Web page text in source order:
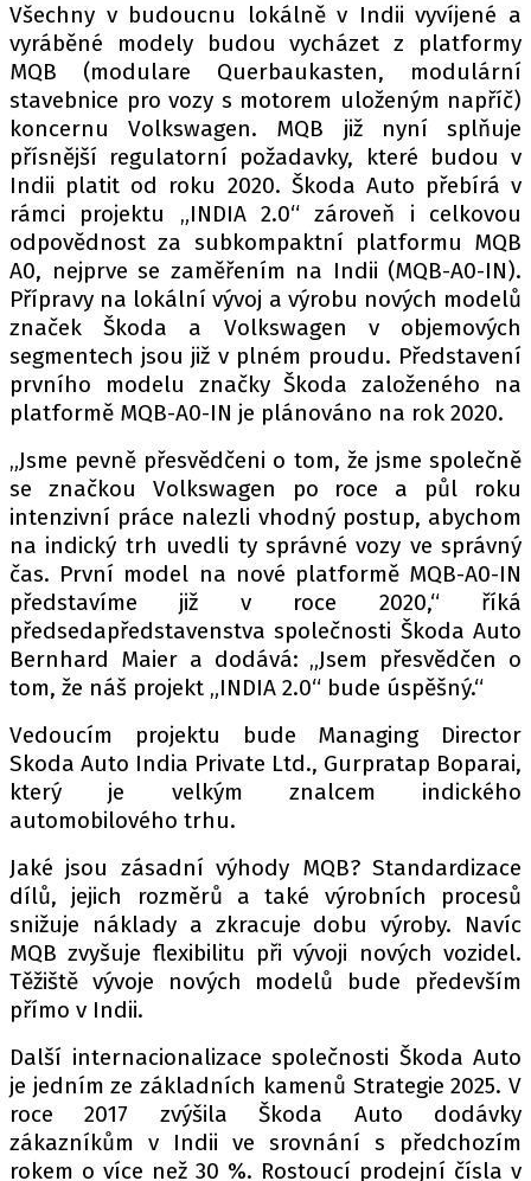
VYDAVATEL
INZERCE
OSOBNÍ ÚDAJE / COOKIES
Provozovatelem serveru autoroad.cz je
INCORP MEDIA GROUP s.r.o., IČ: 118 23 054
Všechny v budoucnu lokálně v Indii vyvíjené a
vyráběné modely budou vycházet z platformy
MQB (modulare Querbaukasten, modulární
stavebnice pro vozy s motorem uloženým napříč)
koncernu Volkswagen. MQB již nyní splňuje
přísnější regulatorní požadavky, které budou v
Indii platit od roku 2020. Škoda Auto přebírá v
rámci projektu „INDIA 2.0“ zároveň i celkovou
odpovědnost za subkompaktní platformu MQB
A0, nejprve se zaměřením na Indii (MQB-A0-IN).
Přípravy na lokální vývoj a výrobu nových modelů
značek Škoda a Volkswagen v objemových
segmentech jsou již v plném proudu. Představení
prvního modelu značky Škoda založeného na
platformě MQB-A0-IN je plánováno na rok 2020.
„Jsme pevně přesvědčeni o tom, že jsme společně
se značkou Volkswagen po roce a půl roku
intenzivní práce nalezli vhodný postup, abychom
na indický trh uvedli ty správné vozy ve správný
čas. První model na nové platformě MQB-A0-IN
představíme již v roce 2020,“ říká
předsedapředstavenstva společnosti Škoda Auto
Bernhard Maier a dodává: „Jsem přesvědčen o
tom, že náš projekt „INDIA 2.0“ bude úspěšný.“
Vedoucím projektu bude Managing Director
Skoda Auto India Private Ltd., Gurpratap Boparai,
který je velkým znalcem indického
automobilového trhu.
Jaké jsou zásadní výhody MQB? Standardizace
dílů, jejich rozměrů a také výrobních procesů
snižuje náklady a zkracuje dobu výroby. Navíc
MQB zvyšuje flexibilitu při vývoji nových vozidel.
Těžiště vývoje nových modelů bude především
přímo v Indii.
Další internacionalizace společnosti Škoda Auto
je jedním ze základních kamenů Strategie 2025. V
roce 2017 zvýšila Škoda Auto dodávky
zákazníkům v Indii ve srovnání s předchozím
rokem o více než 30 %. Rostoucí prodejní čísla v